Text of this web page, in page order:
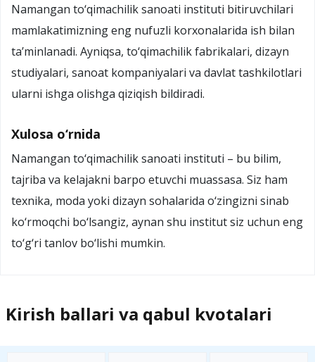
Namangan to‘qimachilik sanoati instituti bitiruvchilari
mamlakatimizning eng nufuzli korxonalarida ish bilan
ta’minlanadi. Ayniqsa, to‘qimachilik fabrikalari, dizayn
studiyalari, sanoat kompaniyalari va davlat tashkilotlari
ularni ishga olishga qiziqish bildiradi.
Xulosa o‘rnida
Namangan to‘qimachilik sanoati instituti – bu bilim,
tajriba va kelajakni barpo etuvchi muassasa. Siz ham
texnika, moda yoki dizayn sohalarida o‘zingizni sinab
ko‘rmoqchi bo‘lsangiz, aynan shu institut siz uchun eng
to‘g‘ri tanlov bo‘lishi mumkin.
Kirish ballari va qabul kvotalari